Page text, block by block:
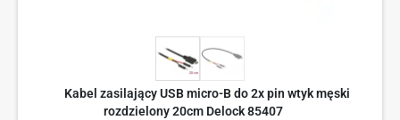
Kabel zasilający USB micro-B do 2x pin wtyk męski
rozdzielony 20cm Delock 85407